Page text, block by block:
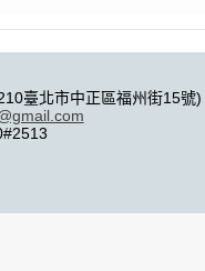
臺北市中正區福州街15號)